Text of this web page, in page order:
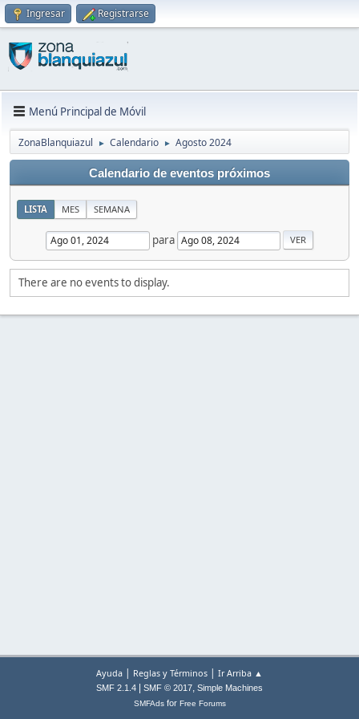
Ingresar Registrarse
Menú Principal de Móvil
ZonaBlanquiazul ► Calendario ► Agosto 2024
Calendario de eventos próximos
LISTA MES SEMANA
para
There are no events to display.
Ayuda | Reglas y Términos | Ir Arriba ▲
SMF 2.1.4 SMF © 2017, Simple Machines
SMFAdsfor Free Forums